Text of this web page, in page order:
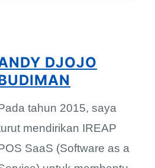
DJOJO
tahun 2015, saya
mendirikan IREAP
SaaS (Software as a